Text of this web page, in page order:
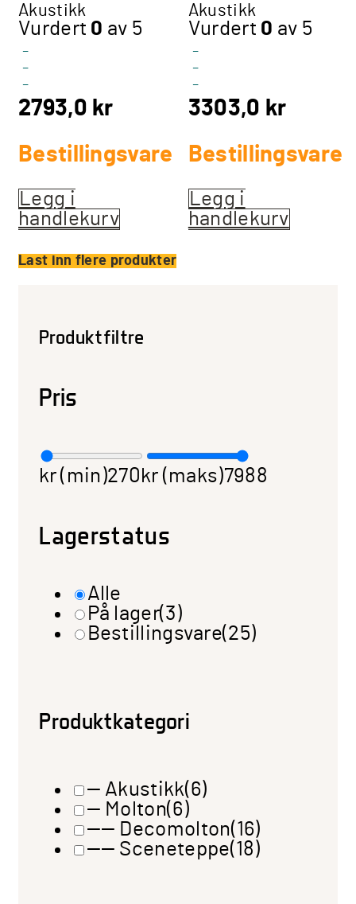
Akustikk
Vurdert 0 av 5
-
-
-
2793,0 kr
Bestillingsvare
Legg i
handlekurv
Akustikk
Vurdert 0 av 5
-
-
-
3303,0 kr
Bestillingsvare
Legg i
handlekurv
Last inn flere produkter
Produktfiltre
Pris
kr (min)270 kr (maks)7988
Lagerstatus
Alle
På lager(3)
Bestillingsvare(25)
Produktkategori
— Akustikk(6)
— Molton(6)
—— Decomolton(16)
—— Sceneteppe(18)